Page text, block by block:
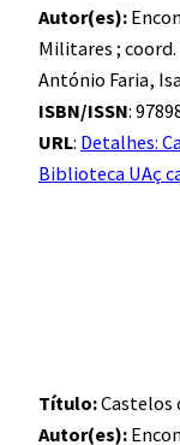
Autor(es):
Militares ; coord.
António Faria,
ISBN/ISSN:
URL: Detalhes:
Biblioteca UAç
Título:Castelos
Autor(es):